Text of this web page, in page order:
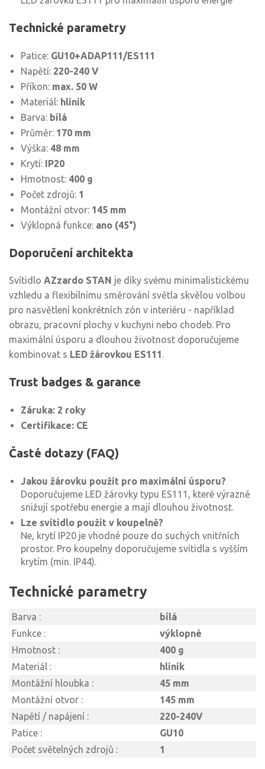
Technické parametry
Patice: GU10+ADAP111/ES111
Napětí: 220-240 V
Příkon: max. 50 W
Materiál: hliník
Barva: bílá
Průměr: 170 mm
Výška: 48 mm
Krytí: IP20
Hmotnost: 400 g
Počet zdrojů: 1
Montážní otvor: 145 mm
Výklopná funkce: ano (45°)
Doporučení architekta
Svítidlo AZzardo STAN je díky svému minimalistickému
vzhledu a flexibilnímu směrování světla skvělou volbou
pro nasvětlení konkrétních zón v interiéru - například
obrazu, pracovní plochy v kuchyni nebo chodeb. Pro
maximální úsporu a dlouhou životnost doporučujeme
kombinovat s LED žárovkou ES111.
Trust badges & garance
Záruka: 2 roky
Certifikace: CE
Časté dotazy (FAQ)
Jakou žárovku použít pro maximální úsporu?
Doporučujeme LED žárovky typu ES111, které výrazně
snižují spotřebu energie a mají dlouhou životnost.
Lze svítidlo použít v koupelně?
Ne, krytí IP20 je vhodné pouze do suchých vnitřních
prostor. Pro koupelny doporučujeme svítidla s vyšším
krytím (min. IP44).
Technické parametry
Barva :
bílá
Funkce :
výklopné
Hmotnost :
400 g
Materiál :
hliník
Montážní hloubka :
45 mm
Montážní otvor :
145 mm
Napětí / napájení :
220-240V
Patice :
GU10
Počet světelných zdrojů :
1